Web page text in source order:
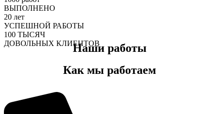
ВЫПОЛНЕНО
20 лет
УСПЕШНОЙ РАБОТЫ
100 ТЫСЯЧ
ДОВОЛЬНЫХ КЛИЕНТОВНаши работы
Как мы работаем